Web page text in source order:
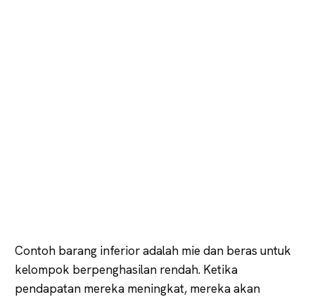
Contoh barang inferior adalah mie dan beras untuk
kelompok berpenghasilan rendah. Ketika
pendapatan mereka meningkat, mereka akan